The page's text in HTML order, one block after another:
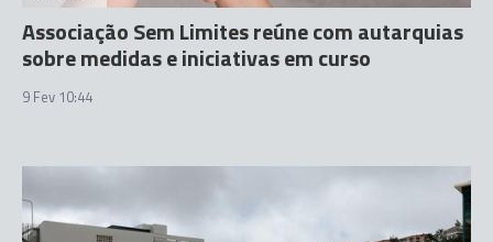
Associação Sem Limites reúne com autarquias
sobre medidas e iniciativas em curso
9 Fev 10:44